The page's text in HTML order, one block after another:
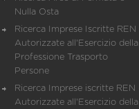
Nulla Osta
Ricerca Imprese Iscritte REN
Autorizzate all'Esercizio della
Professione Trasporto
Persone
Ricerca Imprese iscritte REN
Autorizzate all'Esercizio della